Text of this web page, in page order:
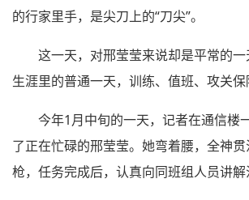
的行家里手，是尖刀上的“刀尖”。
这一天，对邢莹莹来说却是平常的
生涯里的普通一天，训练、值班、攻关
今年1月中旬的一天，记者在通信楼
了正在忙碌的邢莹莹。她弯着腰，全神
枪，任务完成后，认真向同班组人员讲解